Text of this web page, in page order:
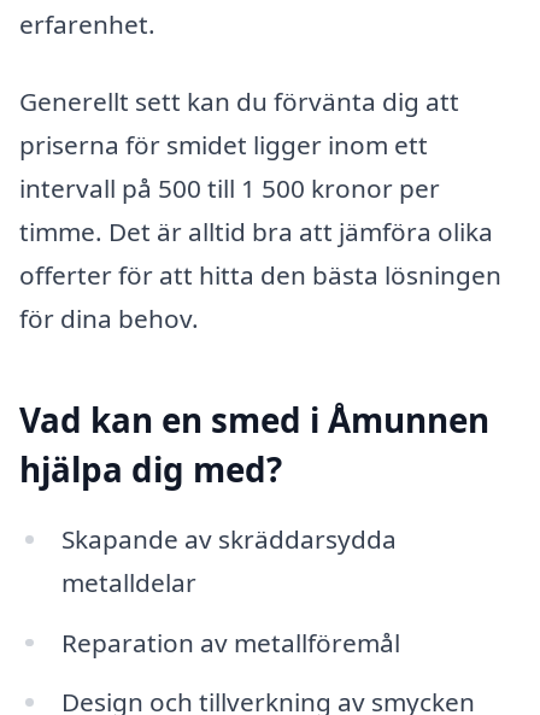
erfarenhet.
Generellt sett kan du förvänta dig att
priserna för smidet ligger inom ett
intervall på 500 till 1 500 kronor per
timme. Det är alltid bra att jämföra olika
offerter för att hitta den bästa lösningen
för dina behov.
Vad kan en smed i Åmunnen
hjälpa dig med?
Skapande av skräddarsydda
metalldelar
Reparation av metallföremål
Design och tillverkning av smycken